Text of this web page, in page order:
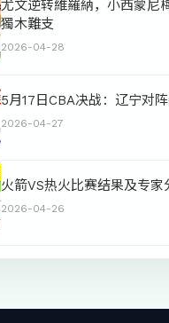
尤文逆转維羅納，小西蒙尼
獨木難支
2026-04-28
5月17日CBA决战：辽宁对
2026-04-27
火箭VS热火比赛结果及专家
2026-04-26